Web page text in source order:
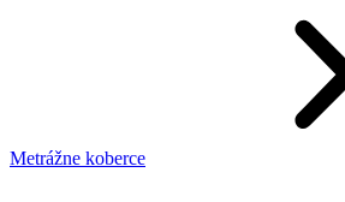
Metrážne koberce